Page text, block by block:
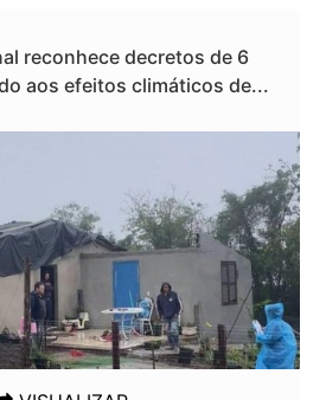
reconhece decretos de 6
aos efeitos climáticos de...